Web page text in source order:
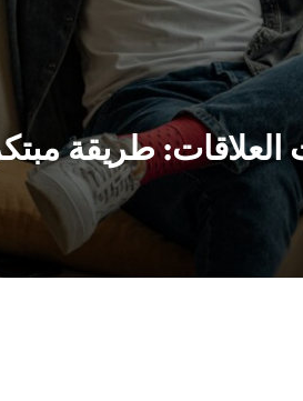
العلاقات: طريقة